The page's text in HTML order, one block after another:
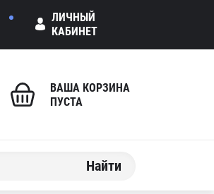
ЛИЧНЫЙ
КАБИНЕТ
ВАША КОРЗИНА
ПУСТА
Найти